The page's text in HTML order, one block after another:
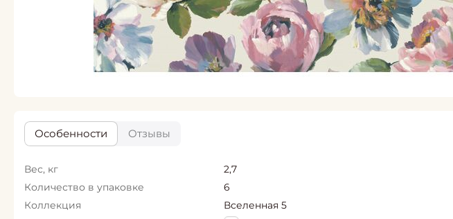
Особенности Отзывы
Вес, кг
2,7
Количество в упаковке
6
Коллекция
Вселенная 5